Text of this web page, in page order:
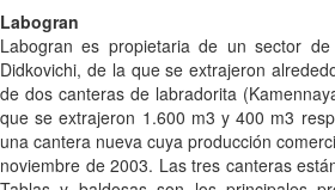
Labogran
Labogran es propietaria de un sector
Didkovichi, de la que se extrajeron
de dos canteras de labradorita
que se extrajeron 1.600 m3 y 400 m3
una cantera nueva cuya producción
noviembre de 2003. Las tres canteras